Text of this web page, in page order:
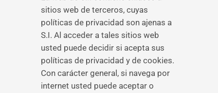
sitios web de terceros, cuyas
políticas de privacidad son ajenas a
S.I. Al acceder a tales sitios web
usted puede decidir si acepta sus
políticas de privacidad y de cookies.
Con carácter general, si navega por
internet usted puede aceptar o